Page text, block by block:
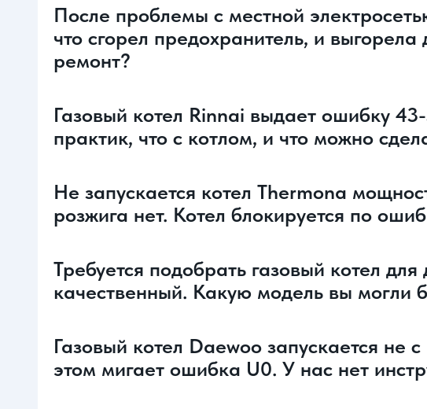
После проблемы с местной
что сгорел предохранитель, и
ремонт?
Газовый котел Rinnai выдает ошибку
практик, что с котлом, и что можно
Не запускается котел Thermona
розжига нет. Котел блокируется по
Требуется подобрать газовый котел
качественный. Какую модель вы могли
Газовый котел Daewoo запускается не
этом мигает ошибка U0. У нас нет